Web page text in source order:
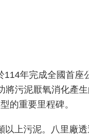
年完成全國首座
將污泥厭氧消化產
的重要里程碑。
以上污泥。八里廠